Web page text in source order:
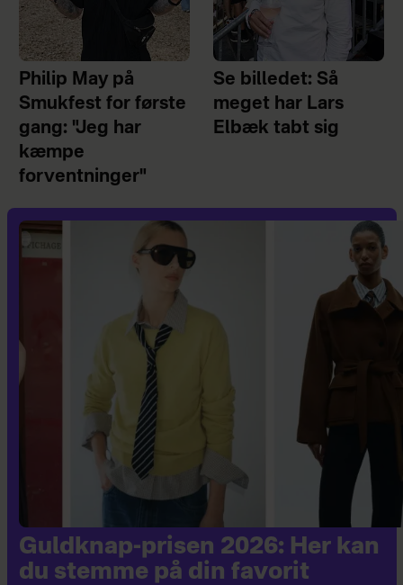
Philip May på
Smukfest for første
gang: "Jeg har
kæmpe
forventninger"
Se billedet: Så
meget har Lars
Elbæk tabt sig
Guldknap-prisen 2026: Her kan
du stemme på din favorit